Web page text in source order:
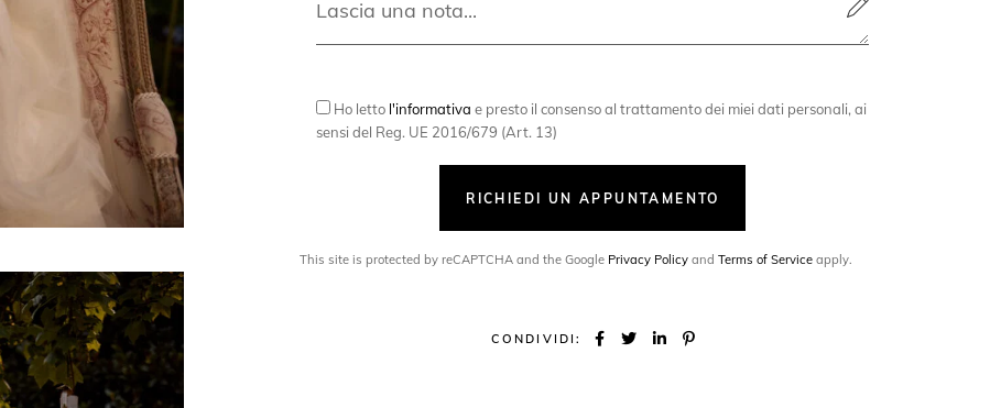
Ho letto l'informativa e presto il consenso al trattamento dei miei dati personali, ai
sensi del Reg. UE 2016/679 (Art. 13)
RICHIEDI UN APPUNTAMENTO
This site is protected by reCAPTCHA and the Google Privacy Policy and Terms of Service apply.
CONDIVIDI: